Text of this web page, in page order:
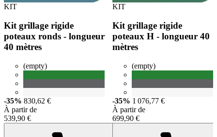
KIT
Kit grillage rigide
poteaux ronds - longueur
40 mètres
(empty)
-35% 830,62 €
À partir de
539,90 €
KIT
Kit grillage rigide
poteaux H - longueur 40
mètres
(empty)
-35% 1 076,77 €
À partir de
699,90 €